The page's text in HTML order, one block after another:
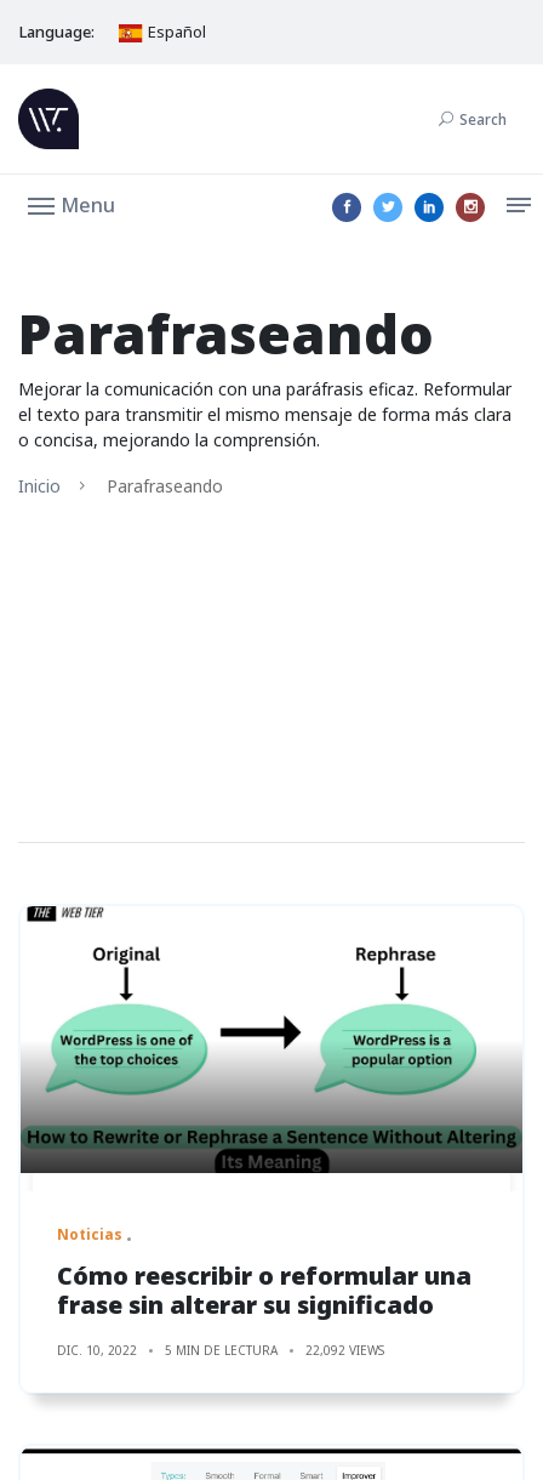
Language: Español
Search
Menu
Parafraseando
Mejorar la comunicación con una paráfrasis eficaz. Reformular
el texto para transmitir el mismo mensaje de forma más clara
o concisa, mejorando la comprensión.
Inicio
Parafraseando
Noticias
Cómo reescribir o reformular una
frase sin alterar su significado
DIC. 10, 2022 5 MIN DE LECTURA 22,092 VIEWS